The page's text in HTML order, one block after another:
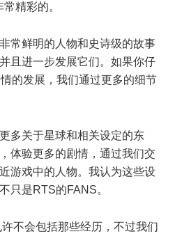
精彩的。
常鲜明的人物和史诗级的故事
且进一步发展它们。如果你仔
的发展，我们通过更多的细节
多关于星球和相关设定的东
体验更多的剧情，通过我们交
游戏中的人物。我认为这些设
只是RTS的FANS。
不会包括那些经历，不过我们